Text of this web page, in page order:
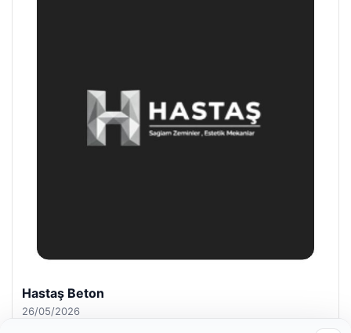
Enes Kaplan Avukatlık Bürosu
28/04/2026